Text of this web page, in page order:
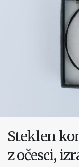
Steklen
z očesci,